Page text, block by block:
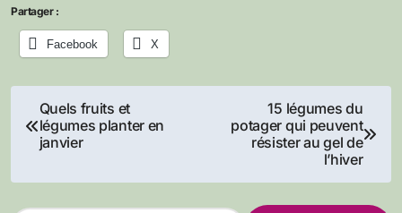
Partager :
Facebook X
Navigation
de
l’article
Quels fruits et
légumes planter en
janvier
15 légumes du
potager qui peuvent
résister au gel de
l’hiver